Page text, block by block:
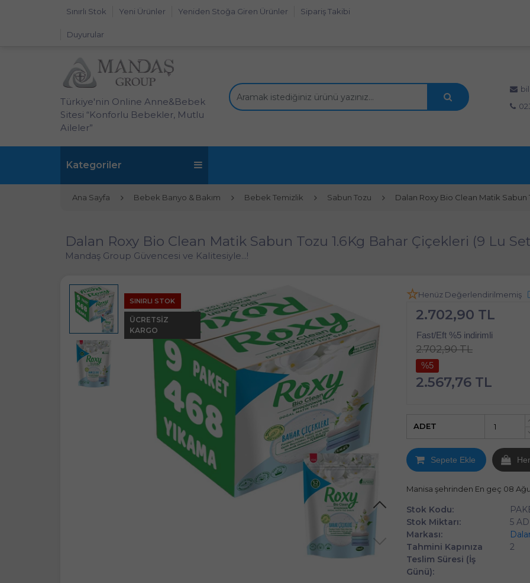
Sınırlı Stok Yeni Ürünler Yeniden Stoğa Giren Ürünler Sipariş Takibi
Duyurular
Türkiye'nin Online Anne&Bebek
Sitesi “Konforlu Bebekler, Mutlu
Aileler”
Kategoriler
Ana Sayfa Bebek Banyo & Bakım Bebek Temizlik Sabun Tozu Dalan Roxy Bio Clean Matik Sabun
Dalan Roxy Bio Clean Matik Sabun Tozu 1.6Kg Bahar Çiçekleri (9 Lu
Mandaş Group Güvencesi ve Kalitesiyle...!
SINIRLI STOK
ÜCRETSIZ
KARGO
Henüz Değerlendirilmemiş
2.702,90 TL
Fast/Eft %5 indirimli
2.702,90 TL
%5
2.567,76 TL
ADET
Sepete Ekle
Manisa şehrinden En geç 08
Stok Kodu:
Stok Miktarı:
5
Markası:
Tahmini Kapınıza
Teslim Süresi (İş
Günü):
2